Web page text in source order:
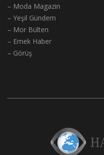
– Moda Magazin
– Yeşil Gündem
– Mor Bülten
– Emek Haber
– Görüş